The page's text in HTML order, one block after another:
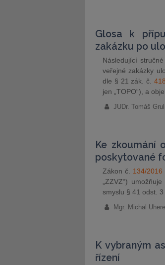
Glosa k
zakázku po
Následující
veřejné zakázky
dle § 21 zák. č.
jen „TOPO“), a
JUDr. Tomáš
Ke zkoumání
poskytované
Zákon č. 134/2016
„ZZVZ“)
smyslu § 41 odst.
Mgr. Michal
K vybraným
řízení